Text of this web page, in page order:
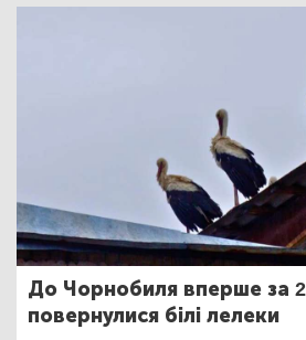
До Чорнобиля вперше за
повернулися білі лелеки